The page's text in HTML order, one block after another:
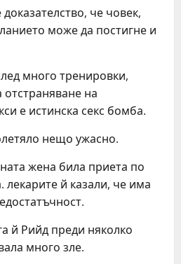
че човек,
може да постигне и
много тренировки,
на
е истинска секс бомба.
нещо ужасно.
жена била приета по
й казали, че има
й Рийд преди няколко
много зле.